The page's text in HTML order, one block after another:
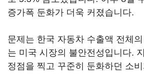
증가폭 둔화가 더욱 커졌습니다.
문제는 한국 자동차 수출액 전체
는 미국 시장의 불안전성입니다.
정점을 찍고 꾸준히 둔화하던 소